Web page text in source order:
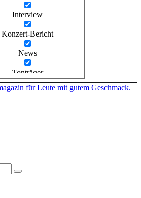
Interview
Konzert-Bericht
News
Tonträger
für Leute mit gutem Geschmack.